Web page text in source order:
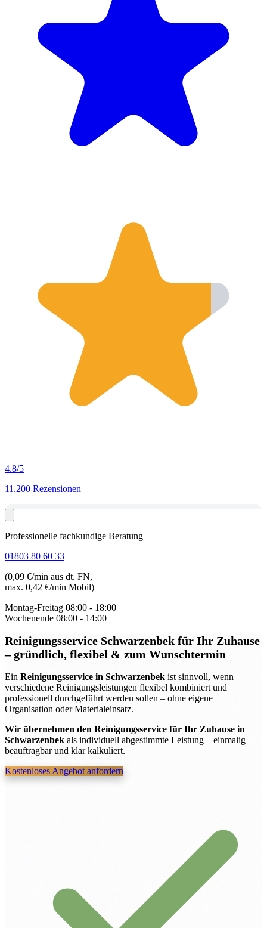
4.8/5
11.200 Rezensionen
Professionelle fachkundige Beratung
01803 80 60 33
(0,09 €/min aus dt. FN,
max. 0,42 €/min Mobil)
Montag-Freitag 08:00 - 18:00
Wochenende 08:00 - 14:00
Reinigungsservice Schwarzenbek für Ihr Zuhause
– gründlich, flexibel & zum Wunschtermin
Ein Reinigungsservice in Schwarzenbek ist sinnvoll, wenn
verschiedene Reinigungsleistungen flexibel kombiniert und
professionell durchgeführt werden sollen – ohne eigene
Organisation oder Materialeinsatz.
Wir übernehmen den Reinigungsservice für Ihr Zuhause in
Schwarzenbek als individuell abgestimmte Leistung – einmalig
beauftragbar und klar kalkuliert.
Kostenloses Angebot anfordern